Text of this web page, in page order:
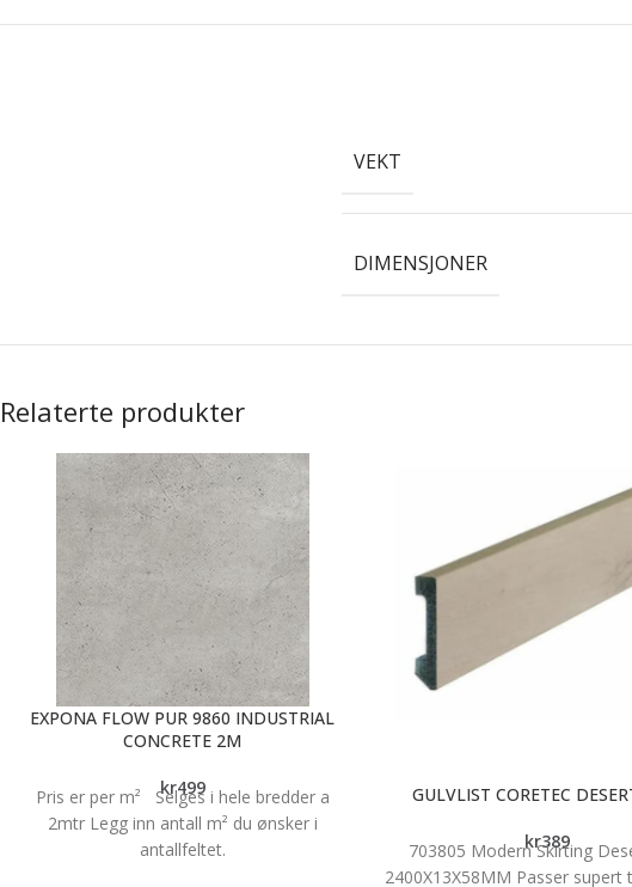
VEKT
DIMENSJONER
Relaterte produkter
EXPONA FLOW PUR 9860 INDUSTRIAL
CONCRETE 2M
kr499
Pris er per m² Selges i hele bredder a
2mtr Legg inn antall m² du ønsker i
antallfeltet.
GULVLIST CORETEC
kr389
703805 Modern Skirting
2400X13X58MM Passer supert